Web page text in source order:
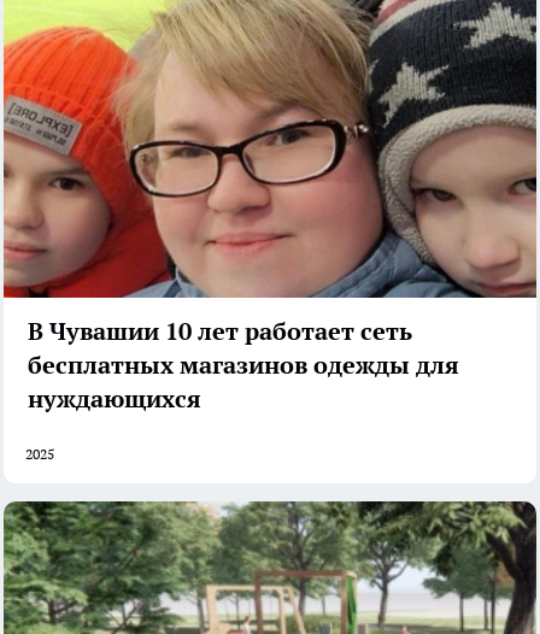
В Чувашии 10 лет работает сеть
бесплатных магазинов одежды для
нуждающихся
2025